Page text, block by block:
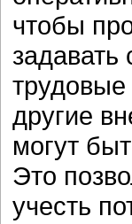
чтобы
другие
могут
Это
учесть